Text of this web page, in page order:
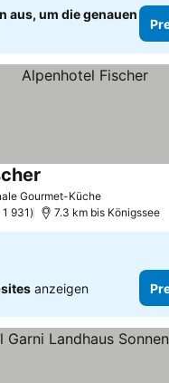
aus, um die genauen
Gourmet-Küche
1 931 7.3 km bis Königssee
anzeigen